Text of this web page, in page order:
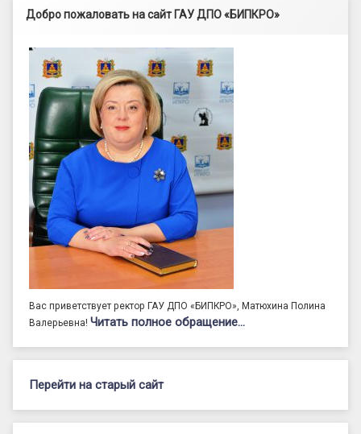
Добро пожаловать на сайт ГАУ ДПО «БИПКРО»
Вас приветствует ректор ГАУ ДПО «БИПКРО», Матюхина Полина
Валерьевна! Читать полное обращение…
Перейти на старый сайт